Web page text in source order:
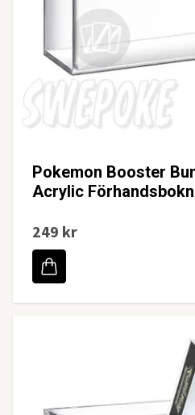
Pokemon Booster
Acrylic
249 kr